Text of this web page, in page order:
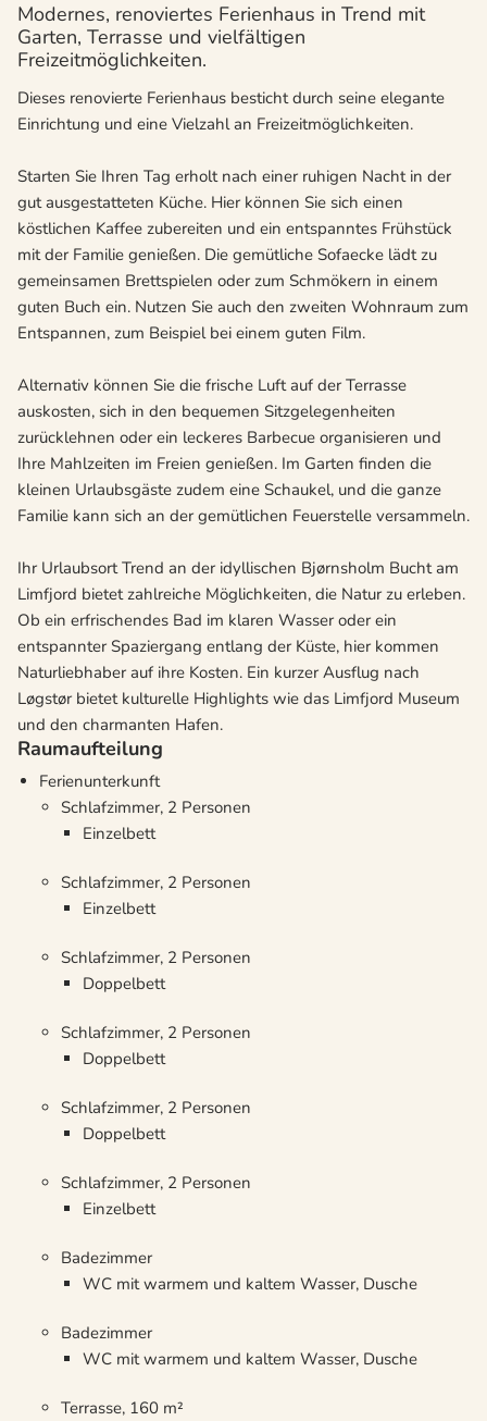
Modernes, renoviertes Ferienhaus in Trend mit
Garten, Terrasse und vielfältigen
Freizeitmöglichkeiten.
Dieses renovierte Ferienhaus besticht durch seine elegante
Einrichtung und eine Vielzahl an Freizeitmöglichkeiten.
Starten Sie Ihren Tag erholt nach einer ruhigen Nacht in der
gut ausgestatteten Küche. Hier können Sie sich einen
köstlichen Kaffee zubereiten und ein entspanntes Frühstück
mit der Familie genießen. Die gemütliche Sofaecke lädt zu
gemeinsamen Brettspielen oder zum Schmökern in einem
guten Buch ein. Nutzen Sie auch den zweiten Wohnraum zum
Entspannen, zum Beispiel bei einem guten Film.
Alternativ können Sie die frische Luft auf der Terrasse
auskosten, sich in den bequemen Sitzgelegenheiten
zurücklehnen oder ein leckeres Barbecue organisieren und
Ihre Mahlzeiten im Freien genießen. Im Garten finden die
kleinen Urlaubsgäste zudem eine Schaukel, und die ganze
Familie kann sich an der gemütlichen Feuerstelle versammeln.
Ihr Urlaubsort Trend an der idyllischen Bjørnsholm Bucht am
Limfjord bietet zahlreiche Möglichkeiten, die Natur zu erleben.
Ob ein erfrischendes Bad im klaren Wasser oder ein
entspannter Spaziergang entlang der Küste, hier kommen
Naturliebhaber auf ihre Kosten. Ein kurzer Ausflug nach
Løgstør bietet kulturelle Highlights wie das Limfjord Museum
und den charmanten Hafen.
Raumaufteilung
Ferienunterkunft
Schlafzimmer, 2 Personen
Einzelbett
Schlafzimmer, 2 Personen
Einzelbett
Schlafzimmer, 2 Personen
Doppelbett
Schlafzimmer, 2 Personen
Doppelbett
Schlafzimmer, 2 Personen
Doppelbett
Schlafzimmer, 2 Personen
Einzelbett
Badezimmer
WC mit warmem und kaltem Wasser, Dusche
Badezimmer
WC mit warmem und kaltem Wasser, Dusche
Terrasse, 160 m²